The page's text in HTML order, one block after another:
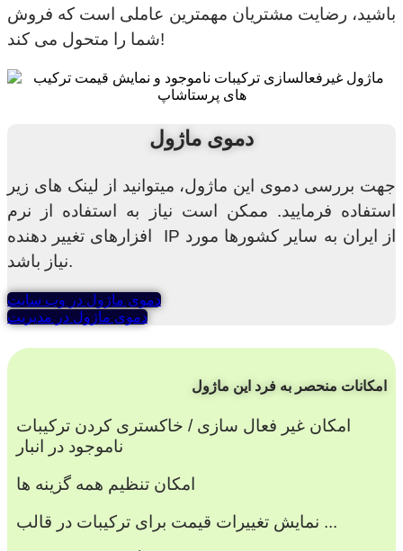
باشید، رضایت مشتریان مهمترین عاملی است که فروش
شما را متحول می کند!
دموی ماژول
جهت بررسی دموی این ماژول، میتوانید از لینک های زیر
استفاده فرمایید. ممکن است نیاز به استفاده از نرم
افزارهای تغییر دهنده IP از ایران به سایر کشورها مورد
نیاز باشد.
دموی ماژول در وب سایت
دموی ماژول در مدیریت
امکانات منحصر به فرد این ماژول
امکان غیر فعال سازی / خاکستری کردن ترکیبات
ناموجود در انبار
امکان تنظیم همه گزینه ها
نمایش تغییرات قیمت برای ترکیبات در قالب ...